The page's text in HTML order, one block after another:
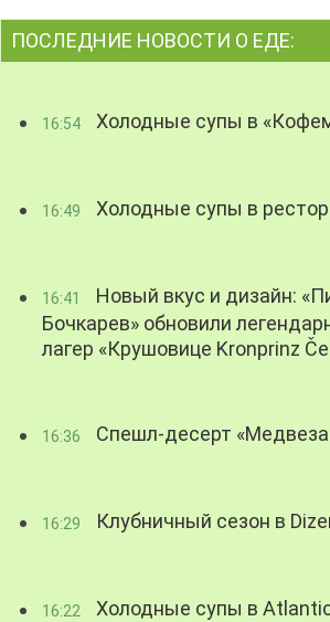
ПОСЛЕДНИЕ НОВОСТИ О ЕДЕ:
16:54 Холодные супы в
16:49 Холодные супы в
16:41
Новый вкус и дизайн:
Бочкарев» обновили
лагер «Крушовице Kronprinz
16:36 Спешл-десерт
16:29 Клубничный сезон в
16:22 Холодные супы в